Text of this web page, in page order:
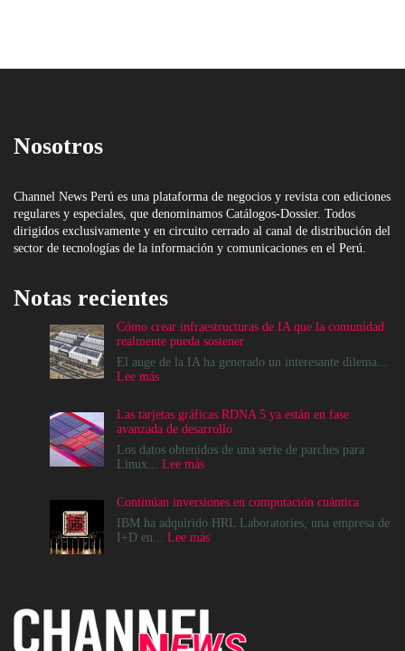
Nosotros
Channel News Perú es una plataforma de negocios y revista con ediciones
regulares y especiales, que denominamos Catálogos-Dossier. Todos
dirigidos exclusivamente y en circuito cerrado al canal de distribución del
sector de tecnologías de la información y comunicaciones en el Perú.
Notas recientes
Cómo crear infraestructuras de IA que la comunidad
realmente pueda sostener
El auge de la IA ha generado un interesante dilema...
Lee más:
infraestructuras
de
IA
que
realmente
pueda
sostener
Las tarjetas gráficas RDNA 5 ya están en fase
avanzada de desarrollo
Los datos obtenidos de una serie de parches para
Linux... Lee más:
gráficas
RDNA
5
avanzada
desarrollo
Continúan inversiones en computación cuántica
IBM ha adquirido HRL Laboratories, una empresa de
I+D en... Lee más: